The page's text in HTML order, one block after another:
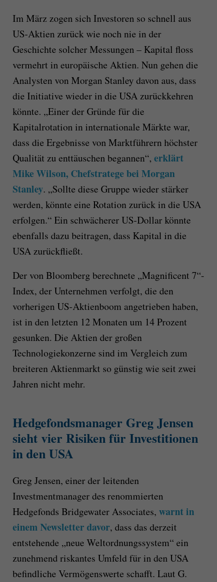
Im März zogen sich Investoren so schnell aus
US-Aktien zurück wie noch nie in der
Geschichte solcher Messungen – Kapital floss
vermehrt in europäische Aktien. Nun gehen die
Analysten von Morgan Stanley davon aus, dass
die Initiative wieder in die USA zurückkehren
könnte. „Einer der Gründe für die
Kapitalrotation in internationale Märkte war,
dass die Ergebnisse von Marktführern höchster
Qualität zu enttäuschen begannen“, erklärt
Mike Wilson, Chefstratege bei Morgan
Stanley. „Sollte diese Gruppe wieder stärker
werden, könnte eine Rotation zurück in die USA
erfolgen.“ Ein schwächerer US-Dollar könnte
ebenfalls dazu beitragen, dass Kapital in die
USA zurückfließt.
Der von Bloomberg berechnete „Magnificent 7“-
Index, der Unternehmen verfolgt, die den
vorherigen US-Aktienboom angetrieben haben,
ist in den letzten 12 Monaten um 14 Prozent
gesunken. Die Aktien der großen
Technologiekonzerne sind im Vergleich zum
breiteren Aktienmarkt so günstig wie seit zwei
Jahren nicht mehr.
Hedgefondsmanager Greg Jensen
sieht vier Risiken für Investitionen
in den USA
Greg Jensen, einer der leitenden
Investmentmanager des renommierten
Hedgefonds Bridgewater Associates, warnt in
einem Newsletter davor, dass das derzeit
entstehende „neue Weltordnungssystem“ ein
zunehmend riskantes Umfeld für in den USA
befindliche Vermögenswerte schafft. Laut G.